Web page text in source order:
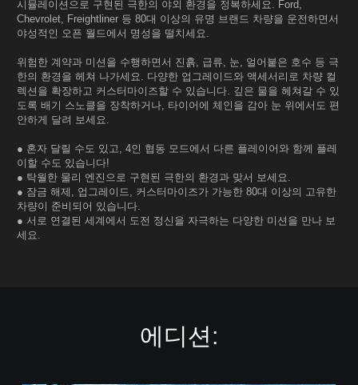
시뮬레이션으로 구현된 극한의 야외 환경을 정복하세요. Ford,
Chevrolet, Freightliner 등 80대 이상의 유명 브랜드 차량을 운전하면서
야성적인 오픈 월드에서 명성을 떨치세요.
위험한 계약과 미션을 수행하면서 진흙, 급류, 눈, 얼어붙은 호수 등 극
한의 환경을 헤쳐 나가세요. 다양한 업그레이드와 액세서리로 차량 컬
렉션을 확장하고 커스터마이즈할 수 있습니다. 깊은 물을 헤쳐갈 수 있
도록 배기 스노클을 장착하거나, 타이어에 체인을 감아 눈 위에서도 편
안하게 달려 보세요.
● 혼자 달릴 수도 있고, 4인 협동 모드에서 다른 플레이어와 함께 플레
이할 수도 있습니다!
● 탁월한 물리 엔진으로 구현된 극한의 환경과 맞서 보세요.
● 잠금 해제, 업그레이드, 커스터마이즈가 가능한 80대 이상의 고유한
차량이 준비되어 있습니다.
● 서로 연결된 세계에서 도전 정신을 자극하는 다양한 미션을 만나 보
세요.
에디션: